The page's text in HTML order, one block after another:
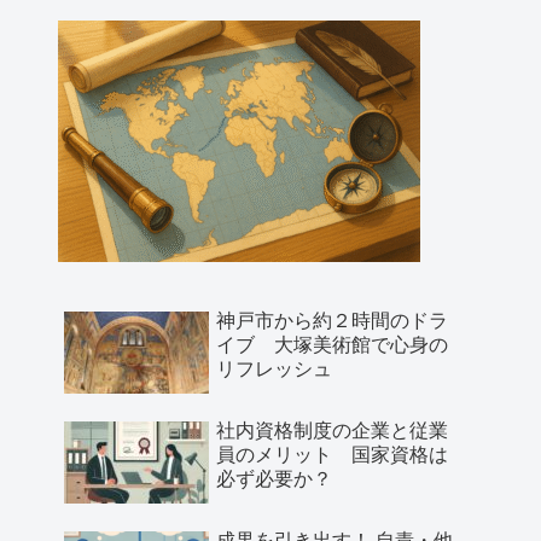
神戸市から約２時間のドラ
イブ 大塚美術館で心身の
リフレッシュ
社内資格制度の企業と従業
員のメリット 国家資格は
必ず必要か？